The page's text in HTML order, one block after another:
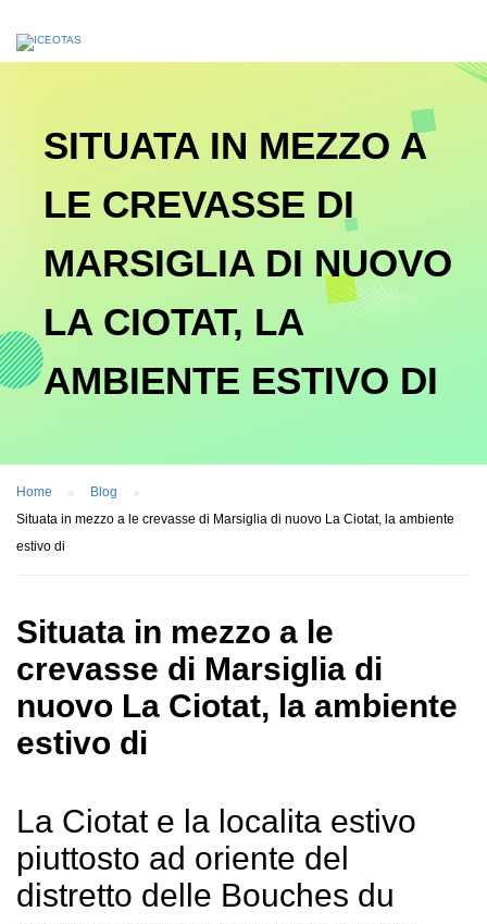
SITUATA IN MEZZO A
LE CREVASSE DI
MARSIGLIA DI NUOVO
LA CIOTAT, LA
AMBIENTE ESTIVO DI
Home
Blog
Situata in mezzo a le crevasse di Marsiglia di nuovo La Ciotat, la ambiente
estivo di
Situata in mezzo a le
crevasse di Marsiglia di
nuovo La Ciotat, la ambiente
estivo di
La Ciotat e la localita estivo
piuttosto ad oriente del
distretto delle Bouches du